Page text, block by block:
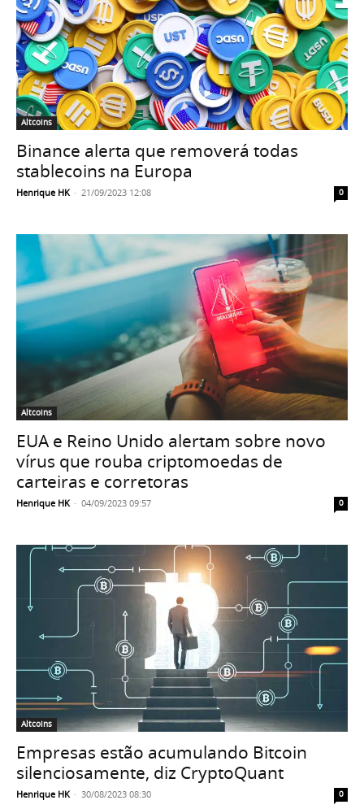
Altcoins
Binance alerta que removerá todas
stablecoins na Europa
Henrique HK - 21/09/2023 12:08 0
Altcoins
EUA e Reino Unido alertam sobre novo
vírus que rouba criptomoedas de
carteiras e corretoras
Henrique HK - 04/09/2023 09:57 0
Altcoins
Empresas estão acumulando Bitcoin
silenciosamente, diz CryptoQuant
Henrique HK - 30/08/2023 08:30 0